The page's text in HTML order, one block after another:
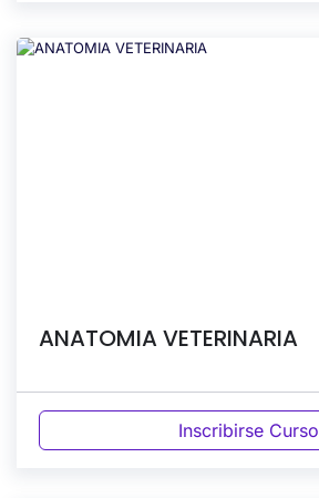
ANATOMIA VETERINARIA
Inscribirse Curso